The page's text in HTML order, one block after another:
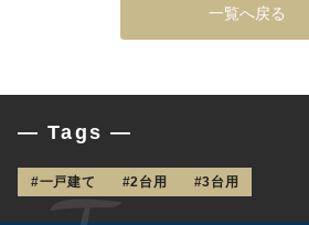
一覧へ戻る
— Tags —
#一戸建て #2台用 #3台用